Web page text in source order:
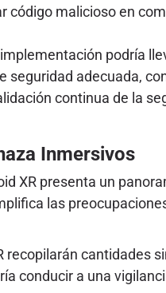
código malicioso en
podría
adecuada,
continua de la
Inmersivos
XR presenta un
las
recopilarán cantidades
conducir a una